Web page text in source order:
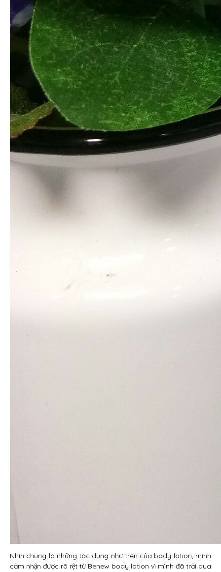
Nhìn chung là những tác dụng như trên của body lotion, mình
cảm nhận được rõ rệt từ Benew body lotion vì mình đã trải qua